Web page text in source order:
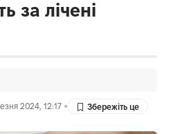
за лічені
2024, 12:17